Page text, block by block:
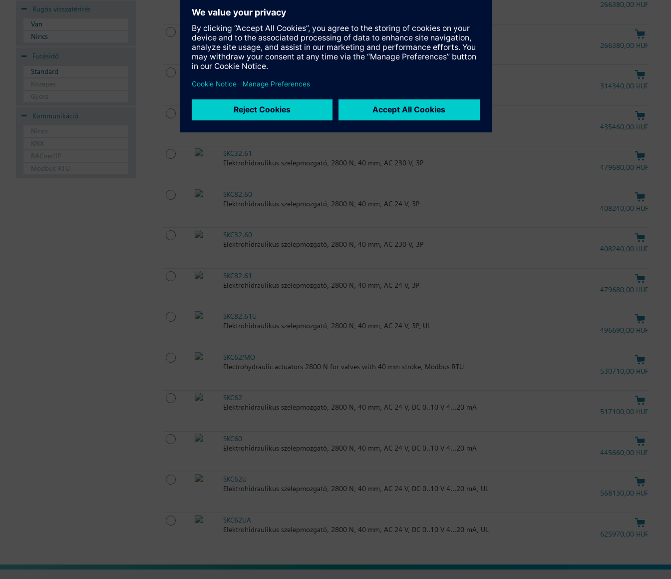
Rugós visszatérítés
Van
Nincs
Futásidő
Standard
Közepes
Gyors
Kommunikáció
Nincs
KNX
BACnet/IP
Modbus RTU
266380,00 HUF
SAV31.00
Elektromotoros szelepmozgató, 1600 N, 20/40 mm, AC 230 V, 3P
266380,00 HUF
SAV61.00/MO
Electromotoric actuators 1600 N for valves with 20/40 mm stroke, Modbus RTU
314340,00 HUF
SKC82.60U
Elektrohidraulikus szelepmozgató, 2800 N, 40 mm, AC 24 V, 3P, UL
435460,00 HUF
SKC32.61
Elektrohidraulikus szelepmozgató, 2800 N, 40 mm, AC 230 V, 3P
479680,00 HUF
SKC82.60
Elektrohidraulikus szelepmozgató, 2800 N, 40 mm, AC 24 V, 3P
408240,00 HUF
SKC32.60
Elektrohidraulikus szelepmozgató, 2800 N, 40 mm, AC 230 V, 3P
408240,00 HUF
SKC82.61
Elektrohidraulikus szelepmozgató, 2800 N, 40 mm, AC 24 V, 3P
479680,00 HUF
SKC82.61U
Elektrohidraulikus szelepmozgató, 2800 N, 40 mm, AC 24 V, 3P, UL
496690,00 HUF
SKC62/MO
Electrohydraulic actuators 2800 N for valves with 40 mm stroke, Modbus RTU
530710,00 HUF
SKC62
Elektrohidraulikus szelepmozgató, 2800 N, 40 mm, AC 24 V, DC 0..10 V 4...20 mA
517100,00 HUF
SKC60
Elektrohidraulikus szelepmozgató, 2800 N, 40 mm, AC 24 V, DC 0..10 V 4...20 mA
445660,00 HUF
SKC62U
Elektrohidraulikus szelepmozgató, 2800 N, 40 mm, AC 24 V, DC 0..10 V 4...20 mA, UL
568130,00 HUF
SKC62UA
Elektrohidraulikus szelepmozgató, 2800 N, 40 mm, AC 24 V, DC 0..10 V 4...20 mA, UL
625970,00 HUF